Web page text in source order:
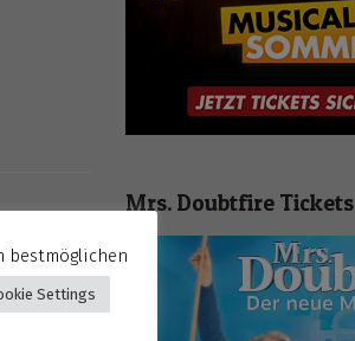
Mrs. Doubtfire Tickets
bestmöglichen
Settings